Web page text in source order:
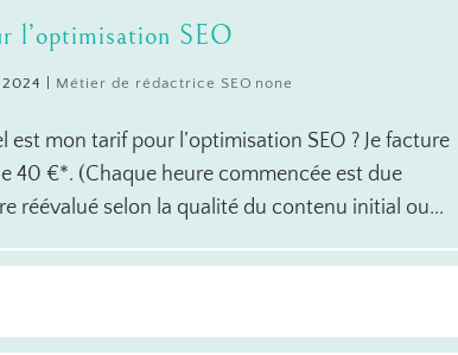
l’optimisation SEO
Métier de rédactrice SEO
mon tarif pour l’optimisation SEO ? Je facture
40 €*. (Chaque heure commencée est due
réévalué selon la qualité du contenu initial ou...